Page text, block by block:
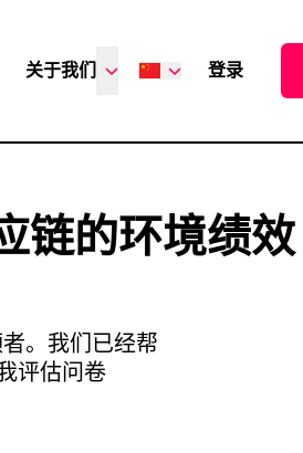
关于我们 登录
English
Español
Italiano
链的环境绩效
。我们已经帮
评估问卷